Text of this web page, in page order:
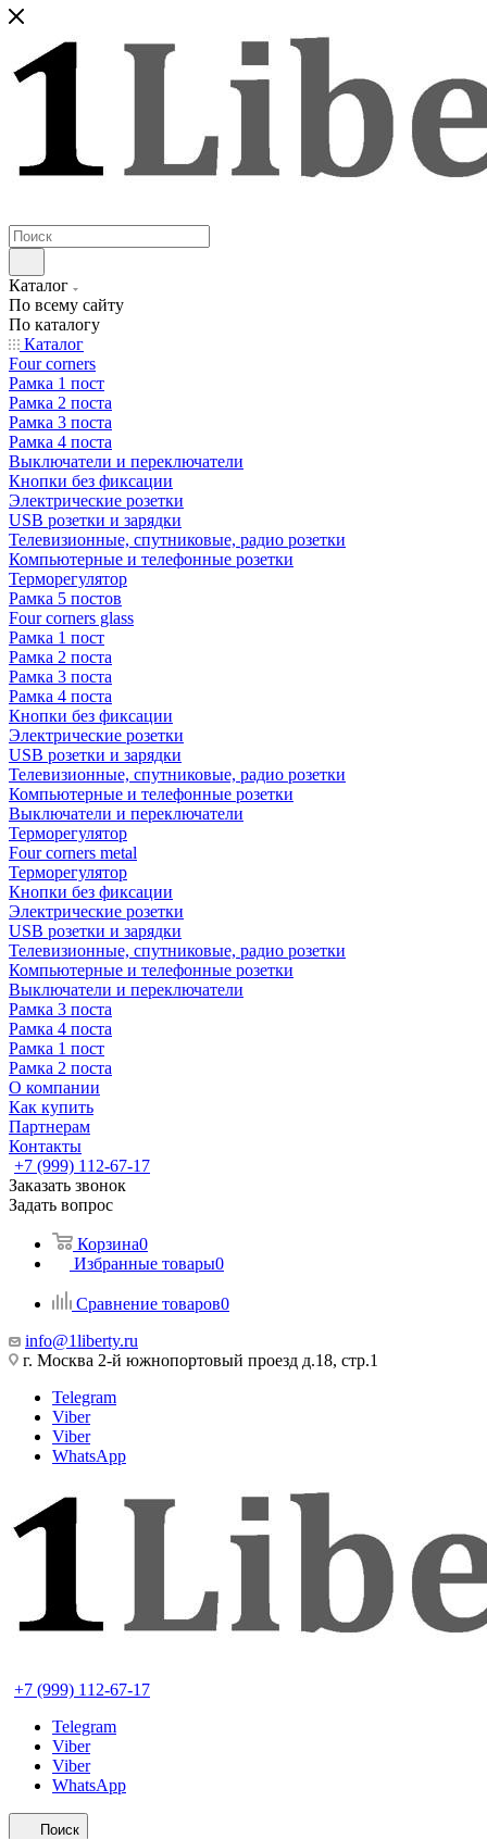
Каталог
По всему сайту
По каталогу
Каталог
Four corners
Рамка 1 пост
Рамка 2 поста
Рамка 3 поста
Рамка 4 поста
Выключатели и переключатели
Кнопки без фиксации
Электрические розетки
USB розетки и зарядки
Телевизионные, спутниковые, радио розетки
Компьютерные и телефонные розетки
Терморегулятор
Рамка 5 постов
Four corners glass
Рамка 1 пост
Рамка 2 поста
Рамка 3 поста
Рамка 4 поста
Кнопки без фиксации
Электрические розетки
USB розетки и зарядки
Телевизионные, спутниковые, радио розетки
Компьютерные и телефонные розетки
Выключатели и переключатели
Терморегулятор
Four corners metal
Терморегулятор
Кнопки без фиксации
Электрические розетки
USB розетки и зарядки
Телевизионные, спутниковые, радио розетки
Компьютерные и телефонные розетки
Выключатели и переключатели
Рамка 3 поста
Рамка 4 поста
Рамка 1 пост
Рамка 2 поста
О компании
Как купить
Партнерам
Контакты
+7 (999) 112-67-17
Заказать звонок
Задать вопрос
Корзина0
Избранные товары0
Сравнение товаров0
info@1liberty.ru
г. Москва 2-й южнопортовый проезд д.18, стр.1
Telegram
Viber
Viber
WhatsApp
+7 (999) 112-67-17
Telegram
Viber
Viber
WhatsApp
Поиск